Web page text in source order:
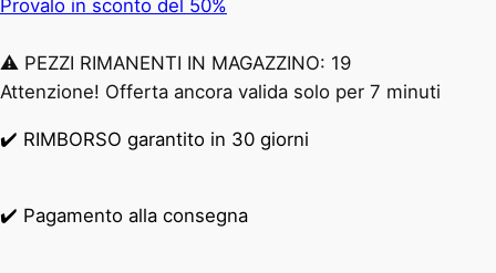
Provalo in sconto del 50%
⚠️ PEZZI RIMANENTI IN MAGAZZINO: 19
Attenzione! Offerta ancora valida solo per 7 minuti
✔️ RIMBORSO garantito in 30 giorni
✔️ Pagamento alla consegna